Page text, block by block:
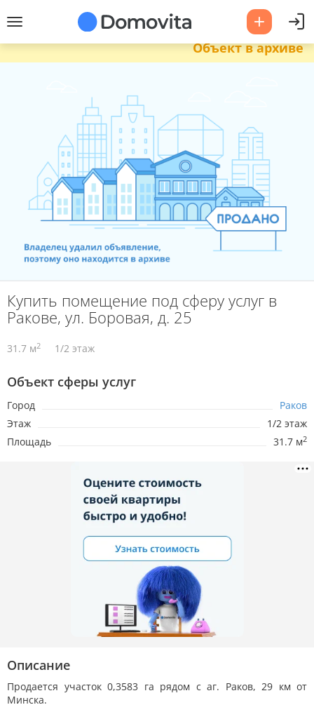
Объект в архиве
Купить помещение под сферу услуг в
Ракове, ул. Боровая, д. 25
31.7 м2 1/2 этаж
Объект сферы услуг
Город
Раков
Этаж
1/2 этаж
Площадь
31.7 м2
Описание
Продается участок 0,3583 га рядом с аг. Раков, 29 км от
Минска.